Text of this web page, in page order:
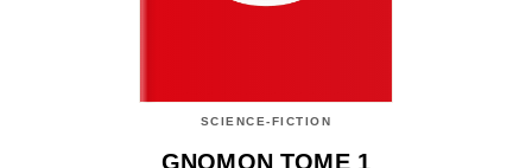
SCIENCE-FICTION
GNOMON TOME 1